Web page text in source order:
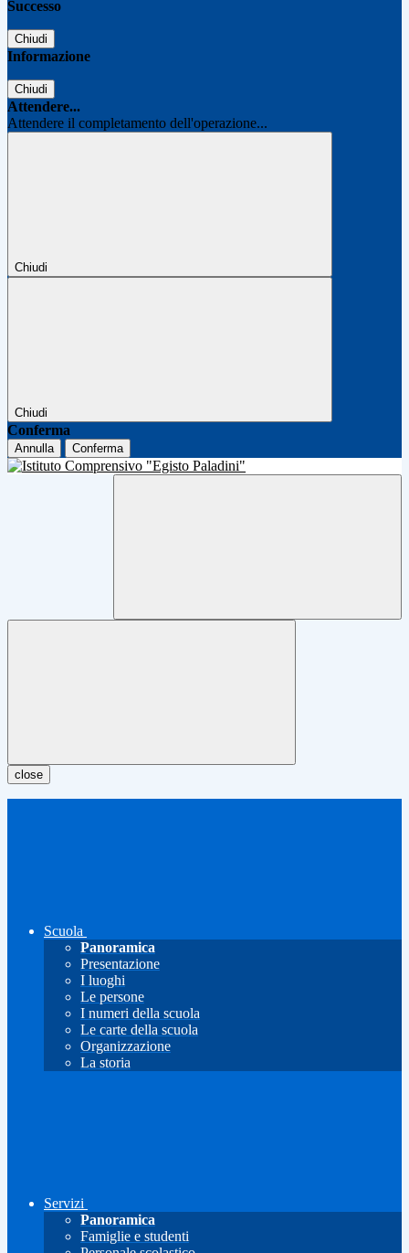
Successo
Chiudi
Informazione
Chiudi
Attendere...
Attendere il completamento dell'operazione...
Chiudi
Chiudi
Conferma
Annulla Conferma
close
Scuola
Panoramica
Presentazione
I luoghi
Le persone
I numeri della scuola
Le carte della scuola
Organizzazione
La storia
Servizi
Panoramica
Famiglie e studenti